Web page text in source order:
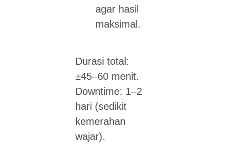
agar hasil
maksimal.
Durasi total:
±45–60 menit.
Downtime: 1–2
hari (sedikit
kemerahan
wajar).